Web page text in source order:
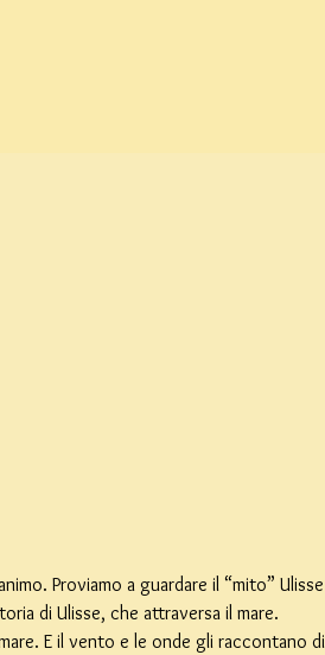
Proviamo a guardare il “mito” Ulisse
di Ulisse, che attraversa il mare.
E il vento e le onde gli raccontano di